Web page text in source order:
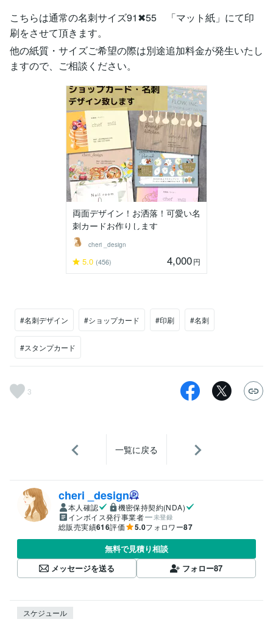
こちらは通常の名刺サイズ91✖︎55 「マット紙」にて印
刷をさせて頂きます。
他の紙質・サイズご希望の際は別途追加料金が発生いたし
ますので、ご相談ください。
両面デザイン！お洒落！可愛い名
刺カードお作りします
cheri _design
5.0 (456) 4,000円
#名刺デザイン #ショップカード #印刷 #名刺
#スタンプカード
3
一覧に戻る
cheri _design
本人確認
機密保持契約(NDA)
インボイス発行事業者
未登録
総販売実績616評価 5.0フォロワー87
無料で見積り相談
メッセージを送る
フォロー87
スケジュール